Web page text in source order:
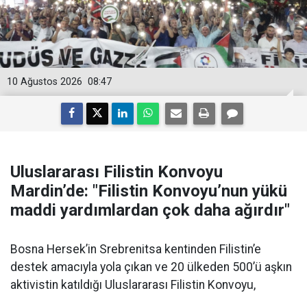
08:47
10 Ağustos 2026
Uluslararası Filistin Konvoyu
Mardin’de: "Filistin Konvoyu’nun yükü
maddi yardımlardan çok daha ağırdır"
Bosna Hersek’in Srebrenitsa kentinden Filistin’e
destek amacıyla yola çıkan ve 20 ülkeden 500’ü aşkın
aktivistin katıldığı Uluslararası Filistin Konvoyu,